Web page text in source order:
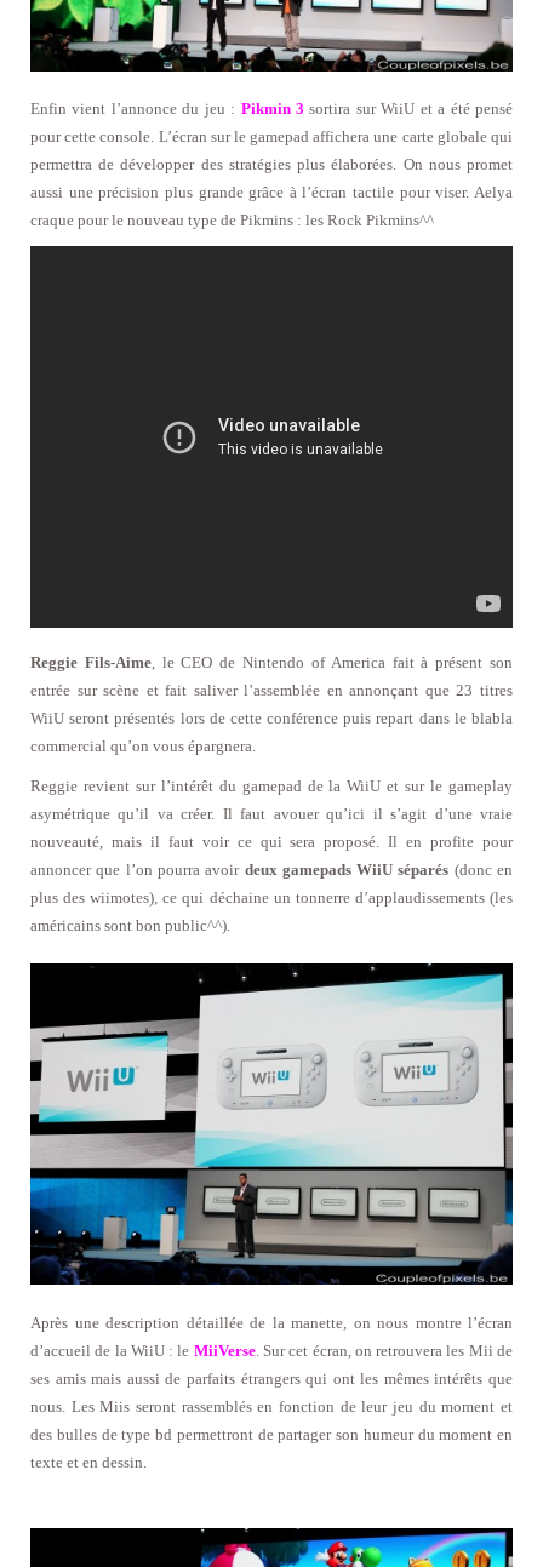
Enfin vient l’annonce du jeu : Pikmin 3 sortira sur WiiU et a été pensé
pour cette console. L’écran sur le gamepad affichera une carte globale qui
permettra de développer des stratégies plus élaborées. On nous promet
aussi une précision plus grande grâce à l’écran tactile pour viser. Aelya
craque pour le nouveau type de Pikmins : les Rock Pikmins^^
Reggie Fils-Aime, le CEO de Nintendo of America fait à présent son
entrée sur scène et fait saliver l’assemblée en annonçant que 23 titres
WiiU seront présentés lors de cette conférence puis repart dans le blabla
commercial qu’on vous épargnera.
Reggie revient sur l’intérêt du gamepad de la WiiU et sur le gameplay
asymétrique qu’il va créer. Il faut avouer qu’ici il s’agit d’une vraie
nouveauté, mais il faut voir ce qui sera proposé. Il en profite pour
annoncer que l’on pourra avoir deux gamepads WiiU séparés (donc en
plus des wiimotes), ce qui déchaine un tonnerre d’applaudissements (les
américains sont bon public^^).
Après une description détaillée de la manette, on nous montre l’écran
d’accueil de la WiiU : le MiiVerse. Sur cet écran, on retrouvera les Mii de
ses amis mais aussi de parfaits étrangers qui ont les mêmes intérêts que
nous. Les Miis seront rassemblés en fonction de leur jeu du moment et
des bulles de type bd permettront de partager son humeur du moment en
texte et en dessin.